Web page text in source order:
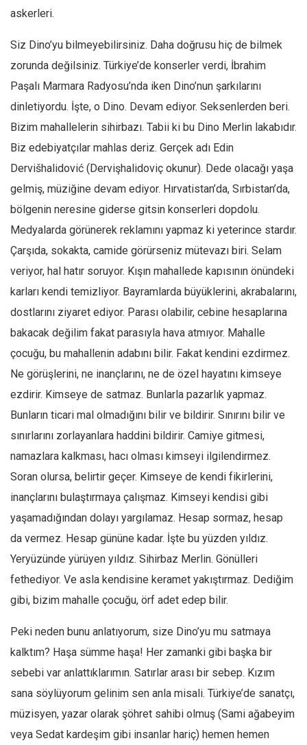
askerleri.
Siz Dino’yu bilmeyebilirsiniz. Daha doğrusu hiç de bilmek
zorunda değilsiniz. Türkiye’de konserler verdi, İbrahim
Paşalı Marmara Radyosu’nda iken Dino’nun şarkılarını
dinletiyordu. İşte, o Dino. Devam ediyor. Seksenlerden beri.
Bizim mahallelerin sihirbazı. Tabii ki bu Dino Merlin lakabıdır.
Biz edebiyatçılar mahlas deriz. Gerçek adı Edin
Dervišhalidović (Dervişhalidoviç okunur). Dede olacağı yaşa
gelmiş, müziğine devam ediyor. Hırvatistan’da, Sırbistan’da,
bölgenin neresine giderse gitsin konserleri dopdolu.
Medyalarda görünerek reklamını yapmaz ki yeterince stardır.
Çarşıda, sokakta, camide görürseniz mütevazı biri. Selam
veriyor, hal hatır soruyor. Kışın mahallede kapısının önündeki
karları kendi temizliyor. Bayramlarda büyüklerini, akrabalarını,
dostlarını ziyaret ediyor. Parası olabilir, cebine hesaplarına
bakacak değilim fakat parasıyla hava atmıyor. Mahalle
çocuğu, bu mahallenin adabını bilir. Fakat kendini ezdirmez.
Ne görüşlerini, ne inançlarını, ne de özel hayatını kimseye
ezdirir. Kimseye de satmaz. Bunlarla pazarlık yapmaz.
Bunların ticari mal olmadığını bilir ve bildirir. Sınırını bilir ve
sınırlarını zorlayanlara haddini bildirir. Camiye gitmesi,
namazlara kalkması, hacı olması kimseyi ilgilendirmez.
Soran olursa, belirtir geçer. Kimseye de kendi fikirlerini,
inançlarını bulaştırmaya çalışmaz. Kimseyi kendisi gibi
yaşamadığından dolayı yargılamaz. Hesap sormaz, hesap
da vermez. Hesap gününe kadar. İşte bu yüzden yıldız.
Yeryüzünde yürüyen yıldız. Sihirbaz Merlin. Gönülleri
fethediyor. Ve asla kendisine keramet yakıştırmaz. Dediğim
gibi, bizim mahalle çocuğu, örf adet edep bilir.
Peki neden bunu anlatıyorum, size Dino’yu mu satmaya
kalktım? Haşa sümme haşa! Her zamanki gibi başka bir
sebebi var anlattıklarımın. Satırlar arası bir sebep. Kızım
sana söylüyorum gelinim sen anla misali. Türkiye’de sanatçı,
müzisyen, yazar olarak şöhret sahibi olmuş (Sami ağabeyim
veya Sedat kardeşim gibi insanlar hariç) hemen hemen